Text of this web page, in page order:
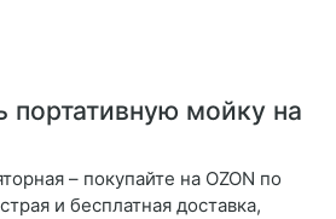
портативную мойку на
– покупайте на OZON по
и бесплатная доставка,